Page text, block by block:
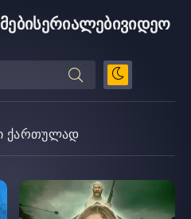
სერიალებივიდეო
ქართულად